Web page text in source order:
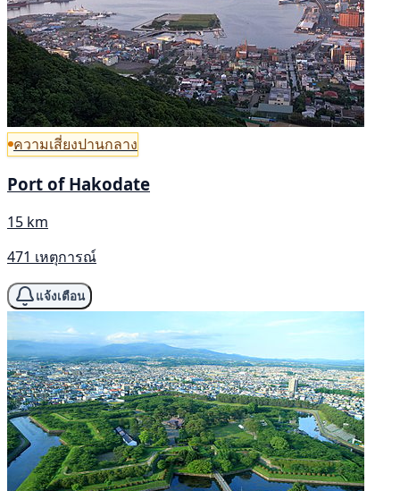
ความเสี่ยงปานกลาง
Port of Hakodate
15 km
471 เหตุการณ์
แจ้งเตือน